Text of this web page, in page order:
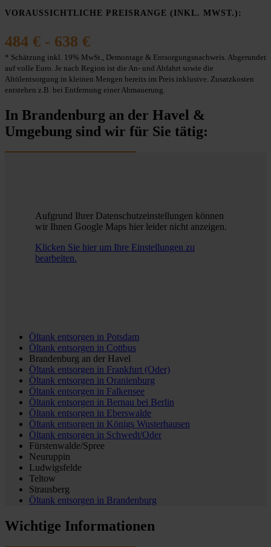
VORAUSSICHTLICHE PREISRANGE (INKL. MWST.):
484 € - 638 €
* Schätzung inkl. 19% MwSt., Demontage & Entsorgungsnachweis. Abgerundet
auf volle Euro. Je nach Region ist die An- und Abfahrt sowie die
Altölentsorgung in kleinen Mengen bereits im Preis inklusive. Zusatzkosten
entstehen z.B. bei Entfernung einer Abmauerung.
In Brandenburg an der Havel &
Umgebung sind wir für Sie tätig:
Aufgrund Ihrer Datenschutzeinstellungen können
wir Ihnen Google Maps hier leider nicht anzeigen.
Klicken Sie hier um Ihre Einstellungen zu
bearbeiten.
Öltank entsorgen in Potsdam
Öltank entsorgen in Cottbus
Brandenburg an der Havel
Öltank entsorgen in Frankfurt (Oder)
Öltank entsorgen in Oranienburg
Öltank entsorgen in Falkensee
Öltank entsorgen in Bernau bei Berlin
Öltank entsorgen in Eberswalde
Öltank entsorgen in Königs Wusterhausen
Öltank entsorgen in Schwedt/Oder
Fürstenwalde/Spree
Neuruppin
Ludwigsfelde
Teltow
Strausberg
Öltank entsorgen in Brandenburg
Wichtige Informationen